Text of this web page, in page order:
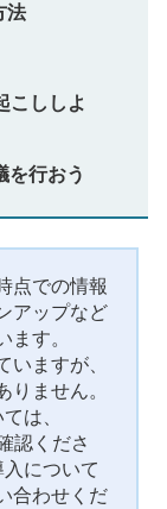
法
こししよ
を行おう
点での情報
アップなど
ます。
ますが、
りません。
は、
認くださ
について
合わせくだ